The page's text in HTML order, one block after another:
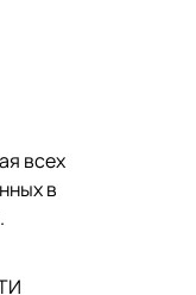
всех
в